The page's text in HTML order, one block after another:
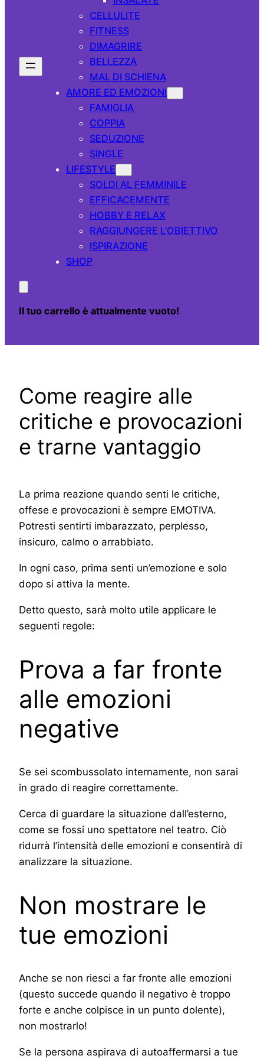
CELLULITE
FITNESS
DIMAGRIRE
BELLEZZA
MAL DI SCHIENA
AMORE ED EMOZIONI
FAMIGLIA
COPPIA
SEDUZIONE
SINGLE
LIFESTYLE
SOLDI AL FEMMINILE
EFFICACEMENTE
HOBBY E RELAX
RAGGIUNGERE L’OBIETTIVO
ISPIRAZIONE
SHOP
Il tuo carrello è attualmente vuoto!
Come reagire alle
critiche e provocazioni
e trarne vantaggio
La prima reazione quando senti le critiche,
offese e provocazioni è sempre EMOTIVA.
Potresti sentirti imbarazzato, perplesso,
insicuro, calmo o arrabbiato.
In ogni caso, prima senti un’emozione e solo
dopo si attiva la mente.
Detto questo, sarà molto utile applicare le
seguenti regole:
Prova a far fronte
alle emozioni
negative
Se sei scombussolato internamente, non sarai
in grado di reagire correttamente.
Cerca di guardare la situazione dall’esterno,
come se fossi uno spettatore nel teatro. Ciò
ridurrà l’intensità delle emozioni e consentirà di
analizzare la situazione.
Non mostrare le
tue emozioni
Anche se non riesci a far fronte alle emozioni
(questo succede quando il negativo è troppo
forte e anche colpisce in un punto dolente),
non mostrarlo!
Se la persona aspirava di autoaffermarsi a tue